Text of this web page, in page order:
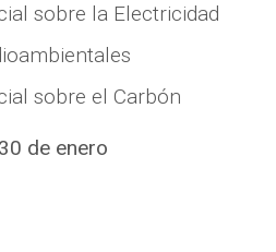
sobre la Electricidad
sobre el Carbón
de enero